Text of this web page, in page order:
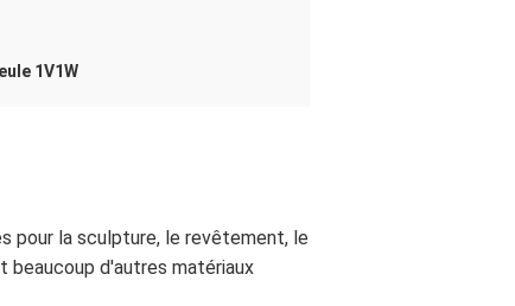
1V1W
pour la sculpture, le revêtement, le
beaucoup d'autres matériaux